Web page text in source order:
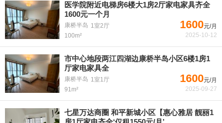
医学院附近电梯房6楼大1房2厅家电家具齐全
1600元一个月
康桥半岛 1室2厅
100m²
1600元/月
2025-10-12
市中心地段两江四湖边康桥半岛小区6楼1房1
厅家电家具全
康桥半岛 1室1厅
91m²
1600元/月
2025-09-27
七星万达商圈 和平新城小区【惠心雅居 靓丽1